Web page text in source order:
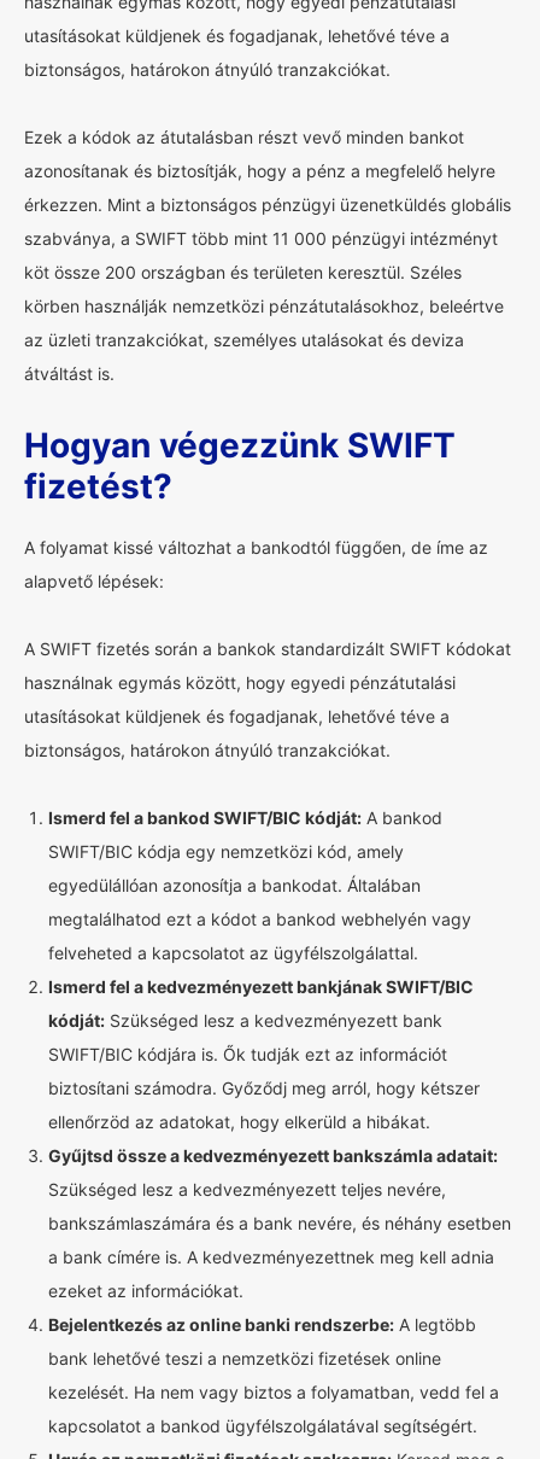
utasításokat küldjenek és fogadjanak, lehetővé téve a
biztonságos, határokon átnyúló tranzakciókat.
Ezek a kódok az átutalásban részt vevő minden bankot
azonosítanak és biztosítják, hogy a pénz a megfelelő helyre
érkezzen. Mint a biztonságos pénzügyi üzenetküldés globális
szabványa, a SWIFT több mint 11 000 pénzügyi intézményt
köt össze 200 országban és területen keresztül. Széles
körben használják nemzetközi pénzátutalásokhoz, beleértve
az üzleti tranzakciókat, személyes utalásokat és deviza
átváltást is.
Hogyan végezzünk SWIFT
fizetést?
A folyamat kissé változhat a bankodtól függően, de íme az
alapvető lépések:
A SWIFT fizetés során a bankok standardizált SWIFT kódokat
használnak egymás között, hogy egyedi pénzátutalási
utasításokat küldjenek és fogadjanak, lehetővé téve a
biztonságos, határokon átnyúló tranzakciókat.
Ismerd fel a bankod SWIFT/BIC kódját: A bankod
SWIFT/BIC kódja egy nemzetközi kód, amely
egyedülállóan azonosítja a bankodat. Általában
megtalálhatod ezt a kódot a bankod webhelyén vagy
felveheted a kapcsolatot az ügyfélszolgálattal.
Ismerd fel a kedvezményezett bankjának SWIFT/BIC
kódját: Szükséged lesz a kedvezményezett bank
SWIFT/BIC kódjára is. Ők tudják ezt az információt
biztosítani számodra. Győződj meg arról, hogy kétszer
ellenőrzöd az adatokat, hogy elkerüld a hibákat.
Gyűjtsd össze a kedvezményezett bankszámla adatait:
Szükséged lesz a kedvezményezett teljes nevére,
bankszámlaszámára és a bank nevére, és néhány esetben
a bank címére is. A kedvezményezettnek meg kell adnia
ezeket az információkat.
Bejelentkezés az online banki rendszerbe: A legtöbb
bank lehetővé teszi a nemzetközi fizetések online
kezelését. Ha nem vagy biztos a folyamatban, vedd fel a
kapcsolatot a bankod ügyfélszolgálatával segítségért.